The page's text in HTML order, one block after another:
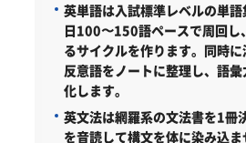
英単語は入試標準レベルの単
日100〜150語ペースで周回し
るサイクルを作ります。同時に
反意語をノートに整理し、語
化します。
英文法は網羅系の文法書を1冊
を音読して構文を体に染み込ま